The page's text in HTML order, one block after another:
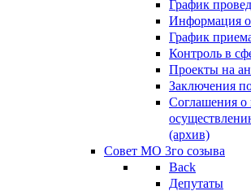
График
Информация
График
Контроль в
Проекты на
Заключения
Соглашения
(архив)
Совет МО 3го созыва
Back
Депутаты